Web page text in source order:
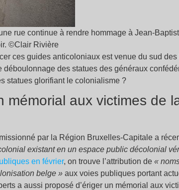
rue continue à rendre hommage à Jean-
©Clair Rivière
ces guides anticoloniaux est venue du sud
des statues des généraux
statues glorifiant le colonialisme ?
mémorial aux victimes de
par la Région Bruxelles-Capitale a
existant en un espace public décolonial
en février, on trouve l’attribution de «
belge » aux voies publiques portant
a aussi proposé d’ériger un mémorial aux